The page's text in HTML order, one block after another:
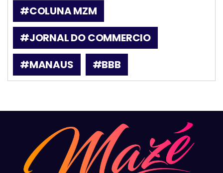
#COLUNA MZM
#JORNAL DO COMMERCIO
#MANAUS
#BBB